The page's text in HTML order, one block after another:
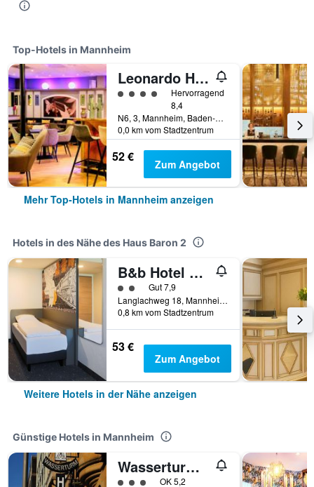
Top-Hotels in Mannheim
Leonardo Hotel Mannheim City Center
Bewertungskategorie 4
Hervorragend
8,4
N6, 3, Mannheim, Baden-Württemberg, Deutschland
0,0 km vom Stadtzentrum
52 € Zum Angebot
Mehr Top-Hotels in Mannheim anzeigen
Hotels in des Nähe des Haus Baron 2
B&b Hotel Mannheim-friedrichsfeld
Bewertungskategorie 2
Gut 7,9
Langlachweg 18, Mannheim, Baden-Württemberg, Deutschland
0,8 km vom Stadtzentrum
53 €
Zum Angebot
Weitere Hotels in der Nähe anzeigen
Günstige Hotels in Mannheim
Wasserturm Hotel
Bewertungskategorie 3
OK 5,2